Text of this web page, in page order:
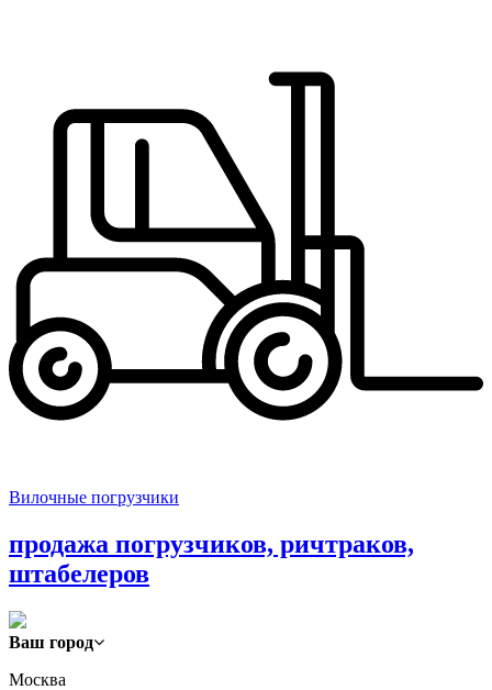
Вилочные погрузчики
продажа погрузчиков, ричтраков,
штабелеров
Ваш город
Москва